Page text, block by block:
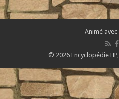
Animé avec
© 2026 Encyclopédie HP,